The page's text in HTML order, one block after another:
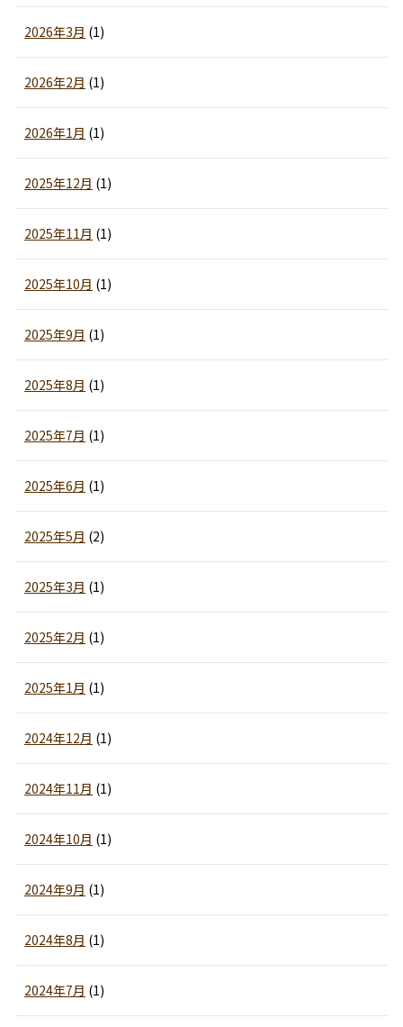
2026年3月 (1)
2026年2月 (1)
2026年1月 (1)
2025年12月 (1)
2025年11月 (1)
2025年10月 (1)
2025年9月 (1)
2025年8月 (1)
2025年7月 (1)
2025年6月 (1)
2025年5月 (2)
2025年3月 (1)
2025年2月 (1)
2025年1月 (1)
2024年12月 (1)
2024年11月 (1)
2024年10月 (1)
2024年9月 (1)
2024年8月 (1)
2024年7月 (1)